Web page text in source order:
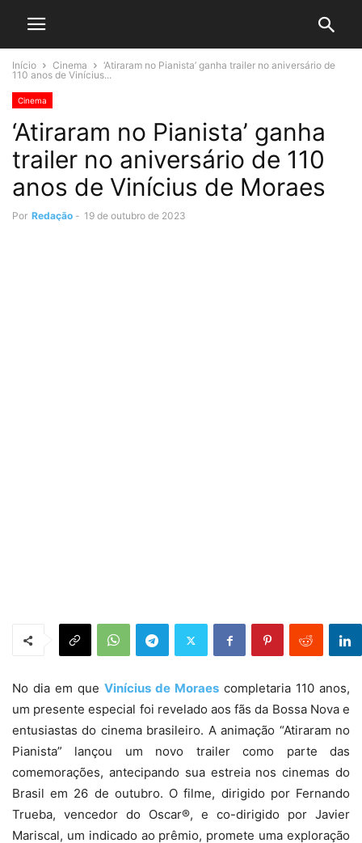
Início Cinema
‘Atiraram no Pianista’ ganha trailer no aniversário de
110 anos de Vinícius...
Cinema
‘Atiraram no Pianista’ ganha
trailer no aniversário de 110
anos de Vinícius de Moraes
Por Redação - 19 de outubro de 2023
No dia em que Vinícius de Moraes completaria 110 anos,
um presente especial foi revelado aos fãs da Bossa Nova e
entusiastas do cinema brasileiro. A animação “Atiraram no
Pianista” lançou um novo trailer como parte das
comemorações, antecipando sua estreia nos cinemas do
Brasil em 26 de outubro. O filme, dirigido por Fernando
Trueba, vencedor do Oscar®, e co-dirigido por Javier
Mariscal, um indicado ao prêmio, promete uma exploração